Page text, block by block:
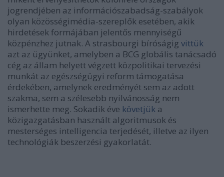
jogrendjében az információszabadság-szabályok
olyan közösségimédia-szereplők esetében, akik
hirdetések formájában jelentős mennyiségű
közpénzhez jutnak. A strasbourgi bíróságig vittük
azt az ügyünket, amelyben a BCG globális tanácsadó
cég az állam helyett végzett közpolitikai tervezési
munkát az egészségügyi reform támogatása
érdekében, amelynek eredményét sem az adott
szakma, sem a szélesebb nyilvánosság nem
ismerhette meg. Sokadik éve követjük a
közigazgatásban használt algoritmusok és
mesterséges intelligencia terjedését, illetve az ilyen
technológiák beszerzési gyakorlatát.